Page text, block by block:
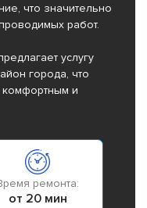
что значительно
работ.
услугу
города, что
комфортным и
ремонта:
от 20 мин